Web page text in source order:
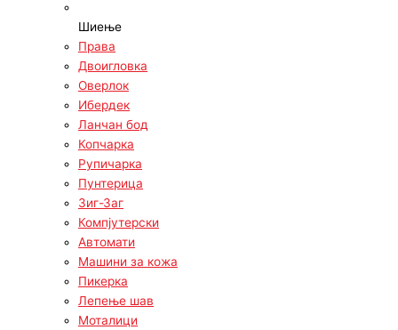
Шиење
Права
Двоигловка
Оверлок
Ибердек
Ланчан бод
Копчарка
Рупичарка
Пунтерица
Зиг-Заг
Компјутерски
Автомати
Машини за кожа
Пикерка
Лепење шав
Моталици